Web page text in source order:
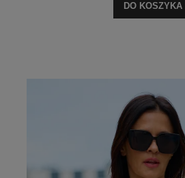
DO KOSZYKA